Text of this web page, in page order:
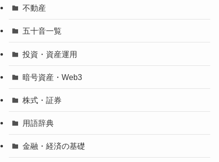
不動産
五十音一覧
投資・資産運用
暗号資産・Web3
株式・証券
用語辞典
金融・経済の基礎